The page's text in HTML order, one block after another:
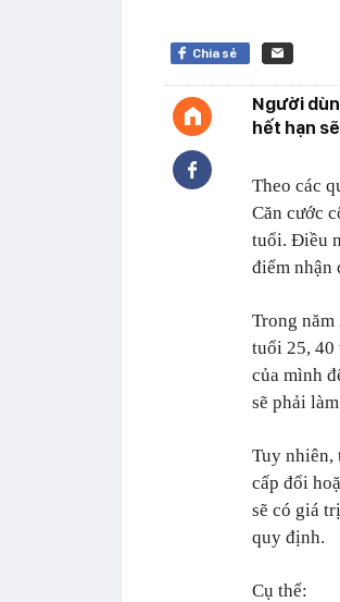
Chia sẻ
Người
hết hạn
Theo các
Căn cước
tuổi. Điều
điểm nhận
Trong
tuổi 25, 40
của mình
sẽ phải
Tuy nhiên,
cấp đổi
sẽ có giá
quy định.
Cụ thể: